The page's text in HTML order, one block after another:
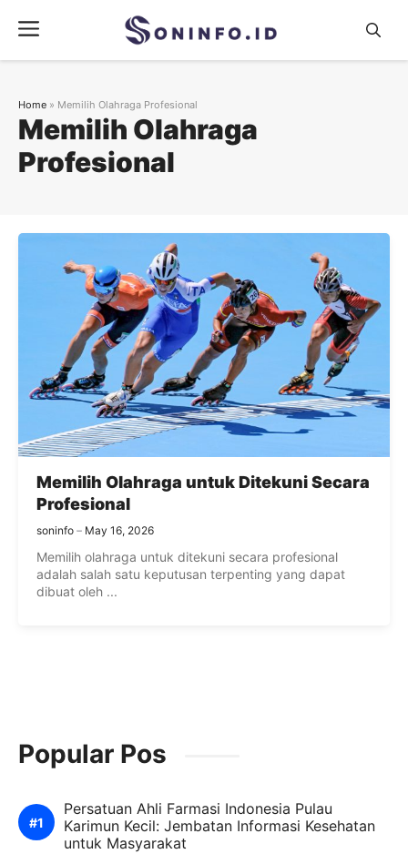
content
Menu
Memilih Olahraga
Profesional
Home » Memilih Olahraga Profesional
Memilih Olahraga untuk Ditekuni Secara
Profesional
soninfo May 16, 2026
Memilih olahraga untuk ditekuni secara profesional
adalah salah satu keputusan terpenting yang dapat
dibuat oleh ...
Popular Pos
Persatuan Ahli Farmasi Indonesia Pulau
Karimun Kecil: Jembatan Informasi Kesehatan
untuk Masyarakat